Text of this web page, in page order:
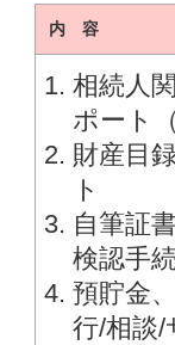
内 容
相続人
ポート
財産目
ト
自筆証
検認手
預貯金
行/相談/